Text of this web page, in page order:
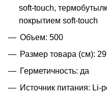
soft-touch,
покрытием soft-touch
Объем: 500
Размер товара (см):
Герметичность: да
Источник питания: